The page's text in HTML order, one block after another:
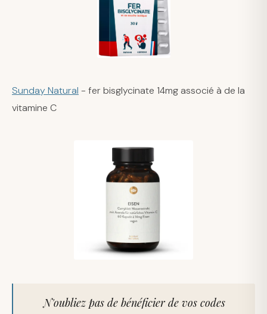
Sunday Natural - fer bisglycinate 14mg associé à de la
vitamine C
N'oubliez pas de bénéficier de vos codes